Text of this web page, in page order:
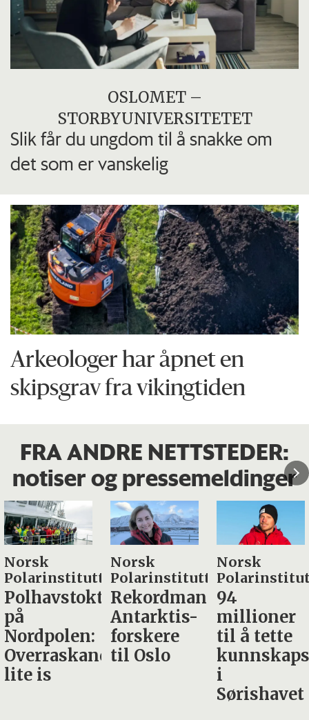
OSLOMET –
STORBYUNIVERSITETET
Slik får du ungdom til å snakke om
det som er vanskelig
Arkeologer har åpnet en
skipsgrav fra vikingtiden
FRA ANDRE NETTSTEDER:
notiser og pressemeldinger
Norsk
Polarinstitutt
Rekordmange
Antarktis-
forskere
til Oslo
Norsk
Polarinstitutt
94
millioner
til å tette
kunnskapshull
er på full
fart
nordover